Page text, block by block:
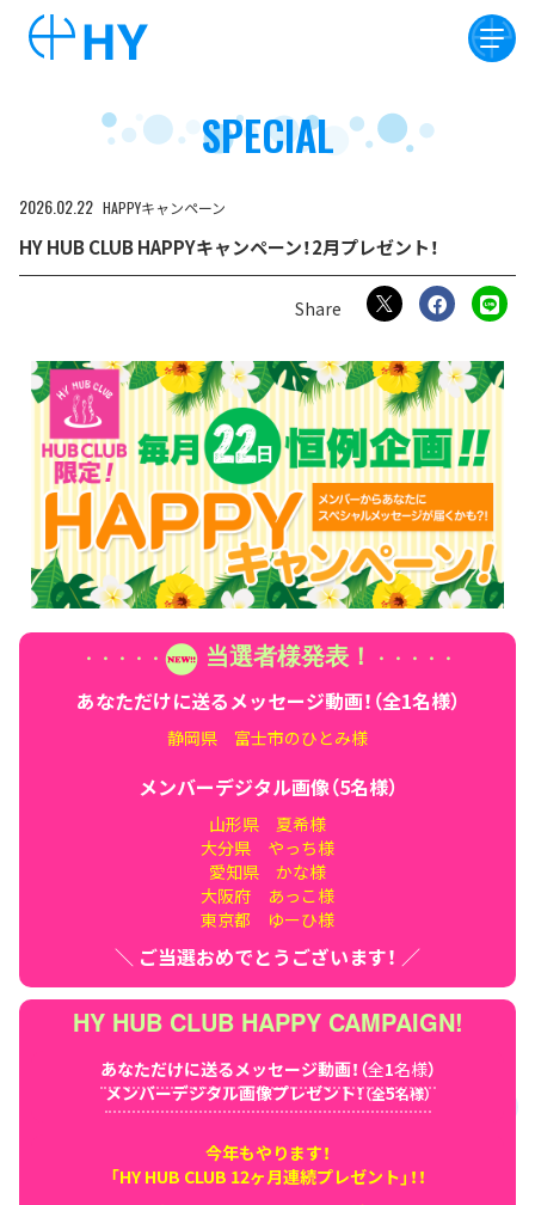
SPECIAL
20260222 HAPPYキャンペーン
HY HUB CLUB HAPPYキャンペーン！2月プレゼント！
・・ ・・ ・ 当選者様発表！ ・・ ・・ ・
あなただけに送るメッセージ動画！（全1名様）
静岡県 富士市のひとみ様
メンバーデジタル画像（5名様）
山形県 夏希様
大分県 やっち様
愛知県 かな様
大阪府 あっこ様
東京都 ゆーひ様
＼ ご当選おめでとうございます！ ／
HY HUB CLUB HAPPY CAMPAIGN!
あなただけに送るメッセージ動画！（全1名様）
メンバーデジタル画像プレゼント！（全5名様）
今年もやります！
「HY HUB CLUB 12ヶ月連続プレゼント」！！